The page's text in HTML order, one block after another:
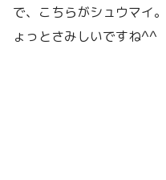
で、こちらがシュウマイ
ょっとさみしいですね^^